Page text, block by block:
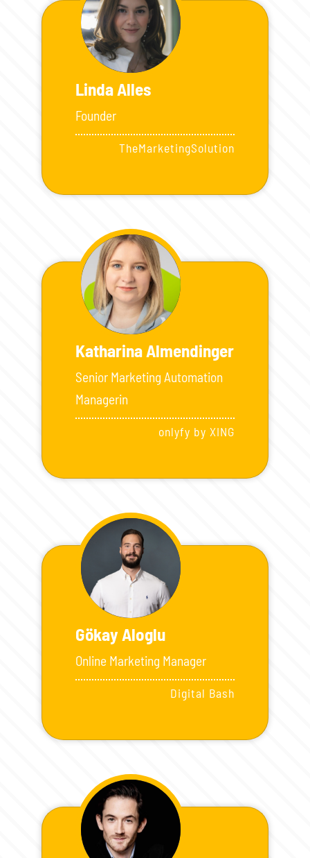
Linda Alles
Founder
TheMarketingSolution
Katharina Almendinger
Senior Marketing Automation
Managerin
onlyfy by XING
Gökay Aloglu
Online Marketing Manager
Digital Bash